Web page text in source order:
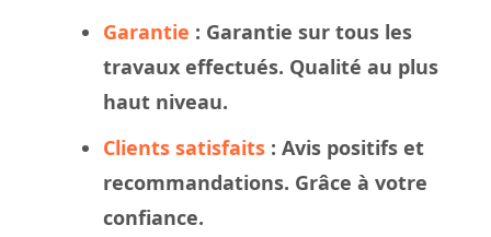
Garantie : Garantie sur tous les
travaux effectués. Qualité au plus
haut niveau.
Clients satisfaits : Avis positifs et
recommandations. Grâce à votre
confiance.